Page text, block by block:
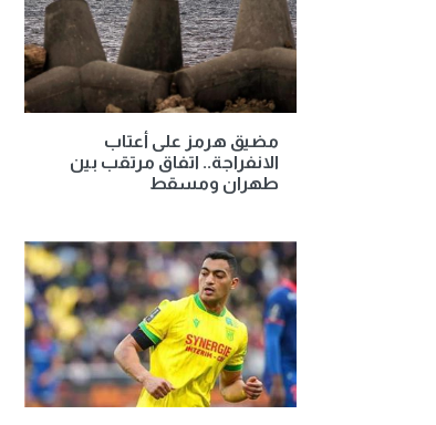
مضيق هرمز على أعتاب
الانفراجة.. اتفاق مرتقب بين
طهران ومسقط